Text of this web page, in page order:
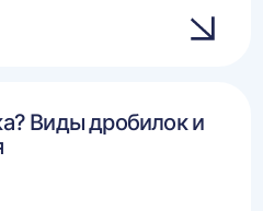
Виды дробилок и